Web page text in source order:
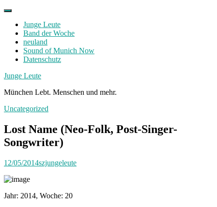
Skip
contentJunge Leute
Band der Woche
neuland
Sound of Munich Now
Datenschutz
Facebook
Twitter
Instagram
Junge Leute
München Lebt. Menschen und mehr.
Uncategorized
Lost Name (Neo-Folk, Post-Singer-
Songwriter)
12/05/2014szjungeleute
Jahr: 2014, Woche: 20